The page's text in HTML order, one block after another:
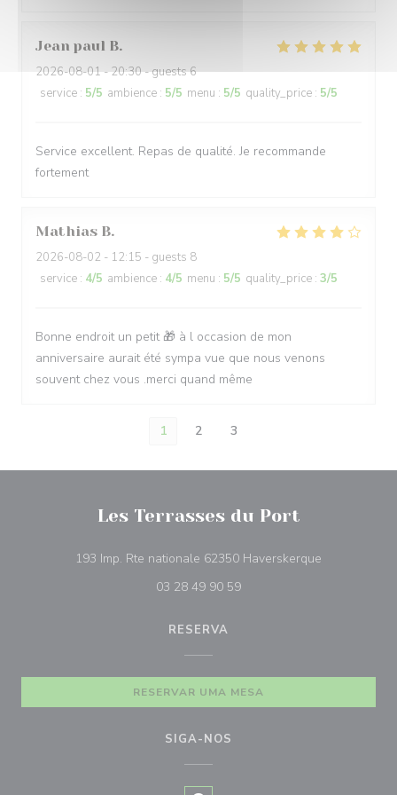
Jean paul B
2026-08-01- 20:30 - guests 6
service : 5/5 ambience : 5/5 menu : 5/5 quality_price : 5/5
Service excellent. Repas de qualité. Je recommande
fortement
Mathias B
2026-08-02 - 12:15 - guests 8
service : 4/5 ambience : 4/5 menu : 5/5 quality_price : 3/5
Bonne endroit un petit 🎁 à l occasion de mon
anniversaire aurait été sympa vue que nous venons
souvent chez vous .merci quand même
1 2 3
Les Terrasses du Port
193 Imp. Rte nationale 62350 Haverskerque
03 28 49 90 59
RESERVA
RESERVAR UMA MESA
SIGA-NOS